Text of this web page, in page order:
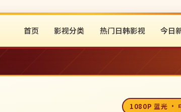
首页 影视分类 热门日韩影视 今日
1080P 蓝光 ·